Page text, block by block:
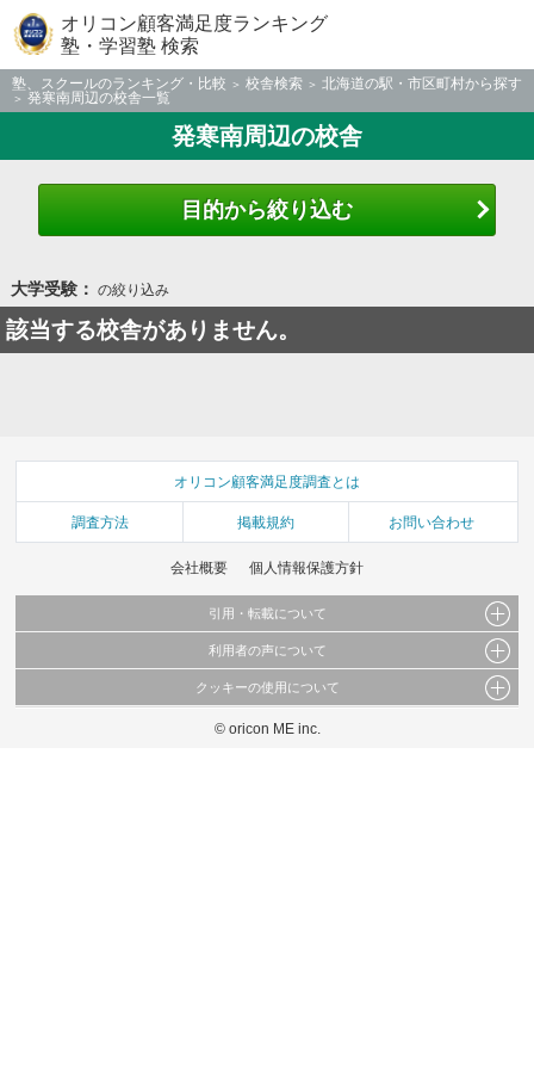
オリコン顧客満足度ランキング
塾・学習塾 検索
塾、スクールのランキング・比較 校舎検索
北海道の駅・市区町村から探す
発寒南周辺の校舎一覧
発寒南周辺の校舎
目的から絞り込む
大学受験： の絞り込み
該当する校舎がありません。
オリコン顧客満足度調査とは
調査方法 掲載規約 お問い合わせ
会社概要 個人情報保護方針
引用・転載について
当サイトで公開されている情報（文字、写真、イラスト、画像データ等）及びこれらの配
これらの情報を権利者の許可なく無断転載・複製などの二次利用を行うことは固く禁じて
利用者の声について
当サイトに掲載している内容はすべてサービスの利用者が提出された見解・感想です。
弊社の見解・ 意見ではないことをご理解いただいた上でご覧ください。
クッキーの使用について
このサイトでは Cookie を使用して、ユーザーに合わせたコンテンツや広告の表示、ソー
© oricon ME inc.